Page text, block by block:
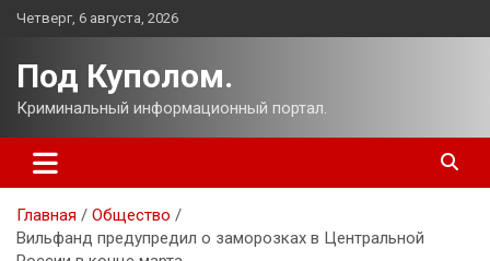
Перейти
Четверг, 6 августа, 2026
Под Куполом.
Криминальный информационный портал.
Главная
Общество
Вильфанд предупредил о заморозках в Центральной